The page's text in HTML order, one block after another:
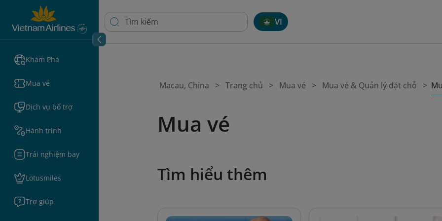
Khám Phá
Mua vé
Dịch vụ bổ trợ
Hành trình
Trải nghiệm bay
Lotusmiles
Trợ giúp
VI
Macau, China Trang chủ Mua vé Mua vé & Quản lý đặt chỗ
Mua vé
Tìm hiểu thêm